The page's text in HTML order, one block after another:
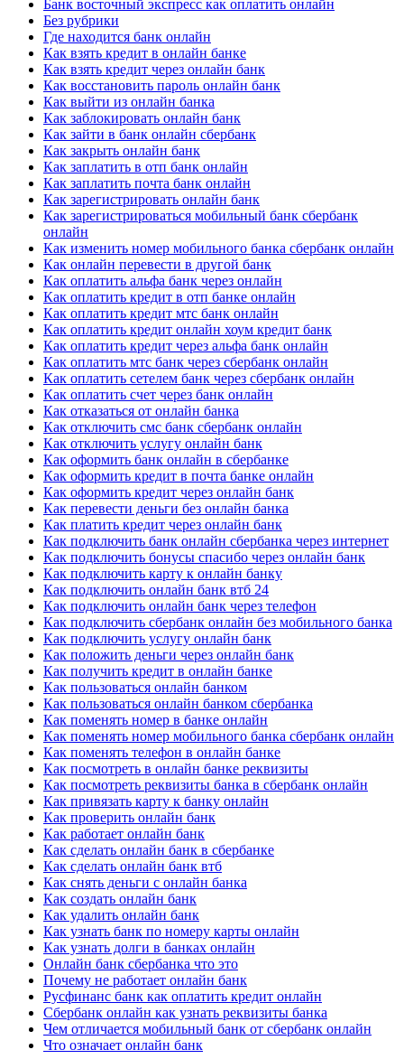
Банк восточный экспресс как оплатить онлайн
Без рубрики
Где находится банк онлайн
Как взять кредит в онлайн банке
Как взять кредит через онлайн банк
Как восстановить пароль онлайн банк
Как выйти из онлайн банка
Как заблокировать онлайн банк
Как зайти в банк онлайн сбербанк
Как закрыть онлайн банк
Как заплатить в отп банк онлайн
Как заплатить почта банк онлайн
Как зарегистрировать онлайн банк
Как зарегистрироваться мобильный банк сбербанк
онлайн
Как изменить номер мобильного банка сбербанк онлайн
Как онлайн перевести в другой банк
Как оплатить альфа банк через онлайн
Как оплатить кредит в отп банке онлайн
Как оплатить кредит мтс банк онлайн
Как оплатить кредит онлайн хоум кредит банк
Как оплатить кредит через альфа банк онлайн
Как оплатить мтс банк через сбербанк онлайн
Как оплатить сетелем банк через сбербанк онлайн
Как оплатить счет через банк онлайн
Как отказаться от онлайн банка
Как отключить смс банк сбербанк онлайн
Как отключить услугу онлайн банк
Как оформить банк онлайн в сбербанке
Как оформить кредит в почта банке онлайн
Как оформить кредит через онлайн банк
Как перевести деньги без онлайн банка
Как платить кредит через онлайн банк
Как подключить банк онлайн сбербанка через интернет
Как подключить бонусы спасибо через онлайн банк
Как подключить карту к онлайн банку
Как подключить онлайн банк втб 24
Как подключить онлайн банк через телефон
Как подключить сбербанк онлайн без мобильного банка
Как подключить услугу онлайн банк
Как положить деньги через онлайн банк
Как получить кредит в онлайн банке
Как пользоваться онлайн банком
Как пользоваться онлайн банком сбербанка
Как поменять номер в банке онлайн
Как поменять номер мобильного банка сбербанк онлайн
Как поменять телефон в онлайн банке
Как посмотреть в онлайн банке реквизиты
Как посмотреть реквизиты банка в сбербанк онлайн
Как привязать карту к банку онлайн
Как проверить онлайн банк
Как работает онлайн банк
Как сделать онлайн банк в сбербанке
Как сделать онлайн банк втб
Как снять деньги с онлайн банка
Как создать онлайн банк
Как удалить онлайн банк
Как узнать банк по номеру карты онлайн
Как узнать долги в банках онлайн
Онлайн банк сбербанка что это
Почему не работает онлайн банк
Русфинанс банк как оплатить кредит онлайн
Сбербанк онлайн как узнать реквизиты банка
Чем отличается мобильный банк от сбербанк онлайн
Что означает онлайн банк